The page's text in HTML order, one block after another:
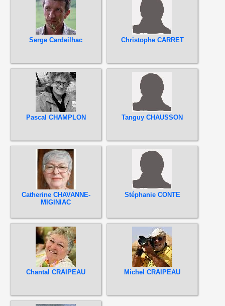
Serge Cardeilhac Christophe CARRET
Pascal CHAMPLON Tanguy CHAUSSON
Catherine CHAVANNE-
MIGINIAC
Stéphanie CONTE
Chantal CRAIPEAU Michel CRAIPEAU